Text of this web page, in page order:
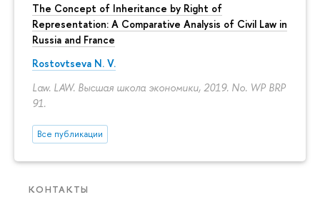
The Concept of Inheritance by Right of
Representation: A Comparative Analysis of Civil Law in
Russia and France
Rostovtseva N. V.
Law. LAW. Высшая школа экономики, 2019. No. WP BRP
91.
Все публикации
КОНТАКТЫ